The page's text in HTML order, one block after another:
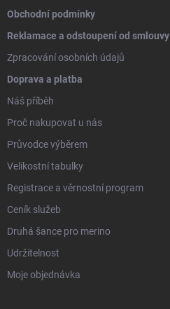
Obchodní podmínky
Reklamace a odstoupení od smlouvy
Zpracování osobních údajů
Doprava a platba
Náš příběh
Proč nakupovat u nás
Průvodce výběrem
Velikostní tabulky
Registrace a věrnostní program
Ceník služeb
Druhá šance pro merino
Udržitelnost
Moje objednávka